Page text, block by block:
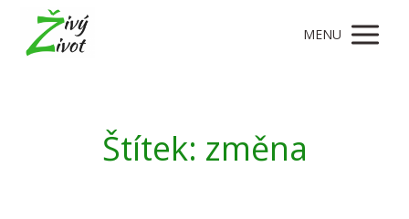
MENU
Štítek: změna